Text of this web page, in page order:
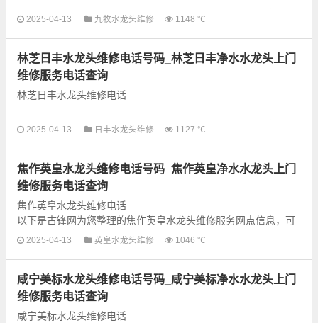
以下是古锋网为您整理的舟山九牧水龙头维修服务网点信息，可
2025-04-13 九牧水龙头维修 1148 ℃
林芝日丰水龙头维修电话号码_林芝日丰净水水龙头上门
维修服务电话查询
林芝日丰水龙头维修电话
以下是古锋网为您整理的林芝日丰水龙头维修服务网点信息，可
2025-04-13 日丰水龙头维修 1127 ℃
焦作英皇水龙头维修电话号码_焦作英皇净水水龙头上门
维修服务电话查询
焦作英皇水龙头维修电话
以下是古锋网为您整理的焦作英皇水龙头维修服务网点信息，可
以为您提供英皇全型号水龙头上门故障检测和维修业务，为了更
2025-04-13 英皇水龙头维修 1046 ℃
咸宁美标水龙头维修电话号码_咸宁美标净水水龙头上门
维修服务电话查询
咸宁美标水龙头维修电话